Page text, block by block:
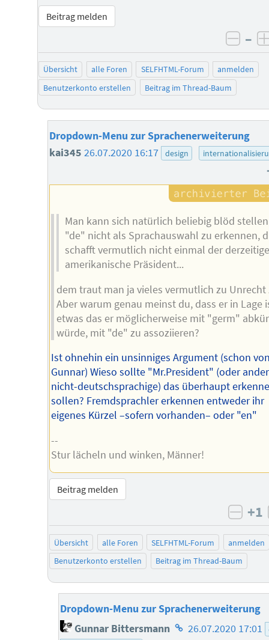
Beitrag melden
–
Übersicht alle Foren SELFHTML-Forum
anmelden
Benutzerkonto erstellen
Beitrag im Thread-Baum
Dropdown-Menu zur Sprachenerweiterung
kai345 26.07.2020 16:17 design
Man kann sich natürlich beliebig blöd
"de" nicht als Sprachauswahl zu erkennen,
schafft vermutlich nicht einmal der
amerikanische Präsident...
dem traut man ja vieles vermutlich zu Unrecht
Aber warum genau meinst du, dass er in Lage
etwas das er möglicherweise mit "germ"
würde, mit "de" zu assoziieren?
Ist ohnehin ein unsinniges Argument (schon
Gunnar) Wieso sollte "Mr.President" (oder
nicht-deutschsprachige) das überhaupt
sollen? Fremdsprachler erkennen entweder ihr
eigenes Kürzel –sofern vorhanden– oder "en"
--
Stur lächeln und winken, Männer!
Beitrag melden
+1
Übersicht alle Foren SELFHTML-Forum
anmelden
Benutzerkonto erstellen
Beitrag im Thread-Baum
Dropdown-Menu zur Sprachenerweiterung
Gunnar Bittersmann Homepage
26.07.2020 17:01